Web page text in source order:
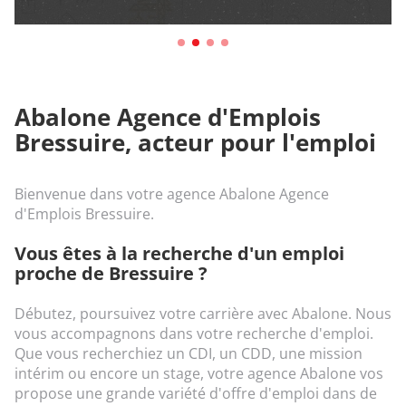
Abalone Agence d'Emplois
Bressuire, acteur pour l'emploi
Bienvenue dans votre agence Abalone Agence
d'Emplois Bressuire.
Vous êtes à la recherche d'un emploi
proche de Bressuire ?
Débutez, poursuivez votre carrière avec Abalone. Nous
vous accompagnons dans votre recherche d'emploi.
Que vous recherchiez un CDI, un CDD, une mission
intérim ou encore un stage, votre agence Abalone vos
propose une grande variété d'offre d'emploi dans de